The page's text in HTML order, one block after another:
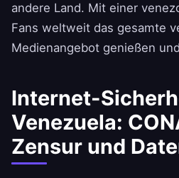
andere Land. Mit einer
Fans weltweit das gesamte
Medienangebot genießen
Internet-
Venezuela:
Zensur und